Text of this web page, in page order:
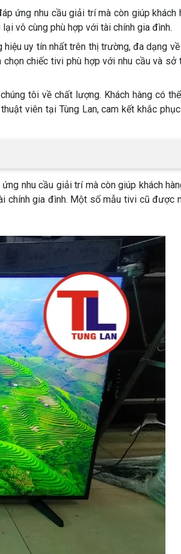
ứng nhu cầu giải trí mà còn giúp khách
vô cùng phù hợp với tài chính gia đình.
hiệu uy tín nhất trên thị trường, đa dạng
chiếc tivi phù hợp với nhu cầu và sở
tôi về chất lượng. Khách hàng có
viên tại Tùng Lan, cam kết khắc
nhu cầu giải trí mà còn giúp khách
chính gia đình. Một số mẫu tivi cũ được